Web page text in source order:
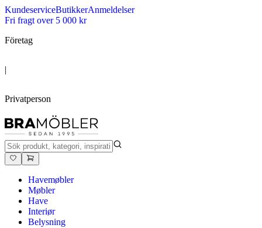
KundeserviceButikkerAnmeldelser
Fri fragt over 5 000 kr
Företag
|
Privatperson
Havemøbler
Møbler
Have
Interiør
Belysning